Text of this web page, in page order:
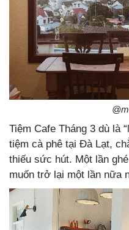
Tiệm Cafe Tháng 3 dù là
tiệm cà phê tại Đà Lạt,
thiếu sức hút. Một lần
muốn trở lại một lần nữa